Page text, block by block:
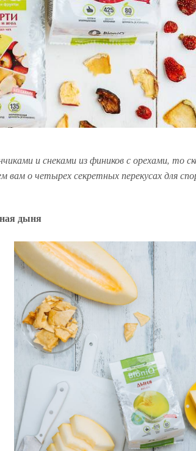
и снеками из фиников с орехами, то
о четырех секретных перекусах для
дыня